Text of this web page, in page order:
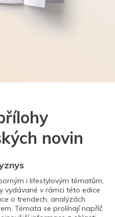
novin
i lifestylovým tématům,
vydávané v rámci této edice
o trendech, analýzách
Témata se prolínají napříč